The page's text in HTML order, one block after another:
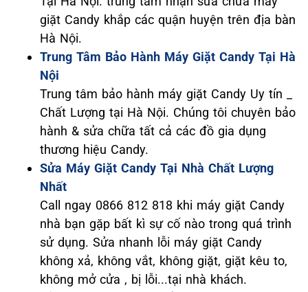
giặt Candy khắp các quận huyện trên địa bàn
Hà Nội.
Trung Tâm Bảo Hành Máy Giặt Candy Tại Hà
Nội
Trung tâm bảo hành máy giặt Candy Uy tín _
Chất Lượng tại Hà Nội. Chúng tôi chuyên bảo
hành & sửa chữa tất cả các đồ gia dụng
thương hiệu Candy.
Sửa Máy Giặt Candy Tại Nhà Chất Lượng
Nhất
Call ngay 0866 812 818 khi máy giặt Candy
nhà bạn gặp bất kì sự cố nào trong quá trình
sử dụng. Sửa nhanh lỗi máy giặt Candy
không xả, không vắt, không giặt, giặt kêu to,
không mở cửa , bị lỗi...tại nhà khách.